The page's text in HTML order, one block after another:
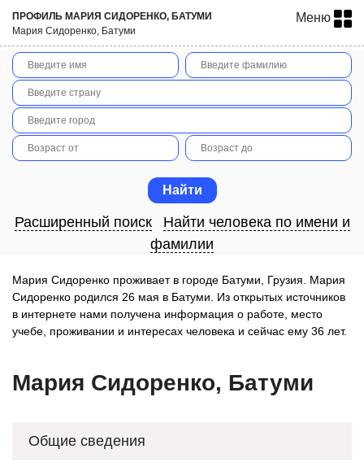
ПРОФИЛЬ МАРИЯ СИДОРЕНКО, БАТУМИ
Мария Сидоренко, Батуми
Меню
Расширенный поиск
Найти человека по имени и
фамилии
Мария Сидоренко проживает в городе Батуми, Грузия. Мария
Сидоренко родился 26 мая в Батуми. Из открытых источников
в интернете нами получена информация о работе, место
учебе, проживании и интересах человека и сейчас ему 36 лет.
Мария Сидоренко, Батуми
Общие сведения